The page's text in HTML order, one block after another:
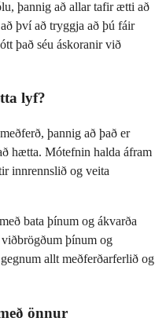
þannig að allar tafir ætti að
því að tryggja að þú fáir
það séu áskoranir við
lyf?
þannig að það er
hætta. Mótefnin halda áfram
innrennslið og veita
bata þínum og ákvarða
þínum og
allt meðferðarferlið og
önnur